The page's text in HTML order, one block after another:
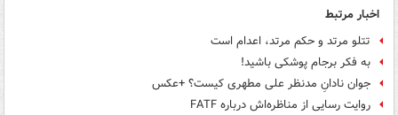
اخبار مرتبط
تتلو مرتد و حکم مرتد، اعدام است
به فکر برجام پوشکی باشید!
جوان نادانِ مدنظر علی مطهری کیست؟ +عکس
روایت رسایی از مناظره‌اش درباره FATF